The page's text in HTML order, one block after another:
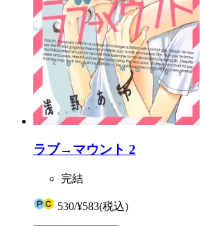
ラブ→マウント 2
完結
530/¥583(税込)